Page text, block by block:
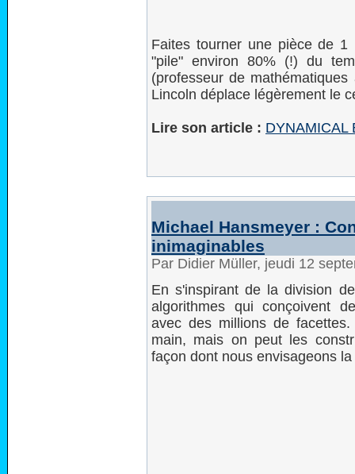
Faites tourner une pièce de
"pile" environ 80% (!) du
(professeur de
Lincoln déplace légèrement le
Lire son article : DYNAMICAL
Michael Hansmeyer :
inimaginables
Par Didier Müller, jeudi 12
En s'inspirant de la division
algorithmes qui conçoivent
avec des millions de
main, mais on peut les
façon dont nous envisageons